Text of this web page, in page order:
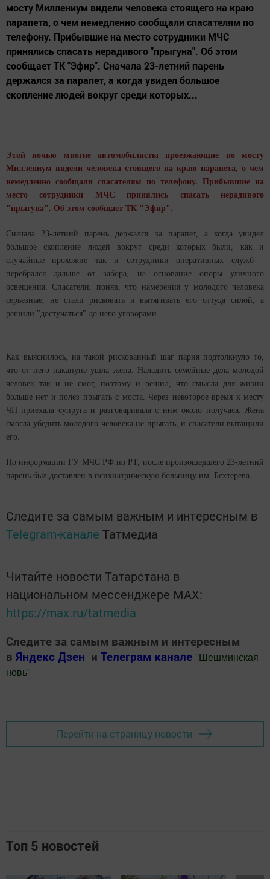
мосту Миллениум видели человека стоящего на краю
парапета, о чем немедленно сообщали спасателям по
телефону. Прибывшие на место сотрудники МЧС
принялись спасать нерадивого "прыгуна". Об этом
сообщает ТК "Эфир". Сначала 23-летний парень
держался за парапет, а когда увидел большое
скопление людей вокруг среди которых...
Этой ночью многие автомобилисты проезжающие по мосту
Миллениум видели человека стоящего на краю парапета, о чем
немедленно сообщали спасателям по телефону. Прибывшие на
место сотрудники МЧС принялись спасать нерадивого
"прыгуна". Об этом сообщает ТК " Эфир".
Сначала 23-летний парень держался за парапет, а когда увидел
большое скопление людей вокруг среди которых были, как и
случайные прохожие так и сотрудники оперативных служб -
перебрался дальше от забора, на основание опоры уличного
освещения. Спасатели, поняв, что намерения у молодого человека
серьезные, не стали рисковать и вытягивать его оттуда силой, а
решили "достучаться" до него уговорами.
Как выяснилось, на такой рискованный шаг парня подтолкнуло то,
что от него накануне ушла жена. Наладить семейные дела молодой
человек так и не смог, поэтому и решил, что смысла для жизни
больше нет и полез прыгать с моста. Через некоторое время к месту
ЧП приехала супруга и разговаривала с ним около получаса. Жена
смогла убедить молодого человека не прыгать, и спасатели вытащили
его.
По информации ГУ МЧС РФ по РТ, после произошедшего 23-летний
парень был доставлен в психиатрическую больницу им. Бехтерева.
Следите за самым важным и интересным в
Telegram-канале Татмедиа
Читайте новости Татарстана в
национальном мессенджере MАХ:
https://max.ru/tatmedia
Следите за самым важным и интересным
в Яндекс Дзен и Телеграм канале " Шешминская
новь"
Перейти на страницу новости
Топ 5 новостей